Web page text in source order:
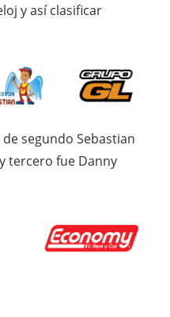
y así clasificar
segundo Sebastian
tercero fue Danny